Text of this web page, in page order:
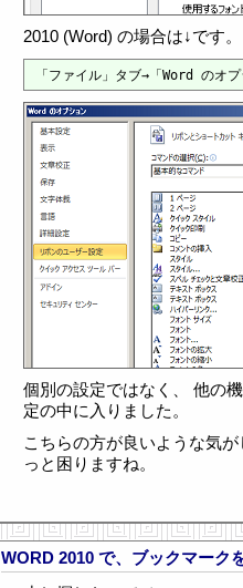
2010 (Word) の場合は↓です。
個別の設定ではなく、 他の
定の中に入りました。
こちらの方が良いような気
っと困りますね。
WORD 2010 で、ブックマーク